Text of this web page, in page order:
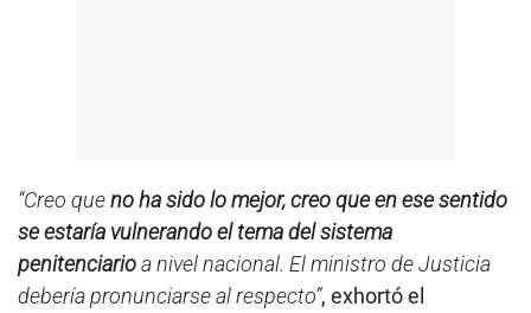
“Creo queno ha sido lo mejor, creo que en ese sentido
se estaría vulnerando el tema del sistema
penitenciarioa nivel nacional. El ministro de Justicia
debería pronunciarse al respecto”, exhortó el